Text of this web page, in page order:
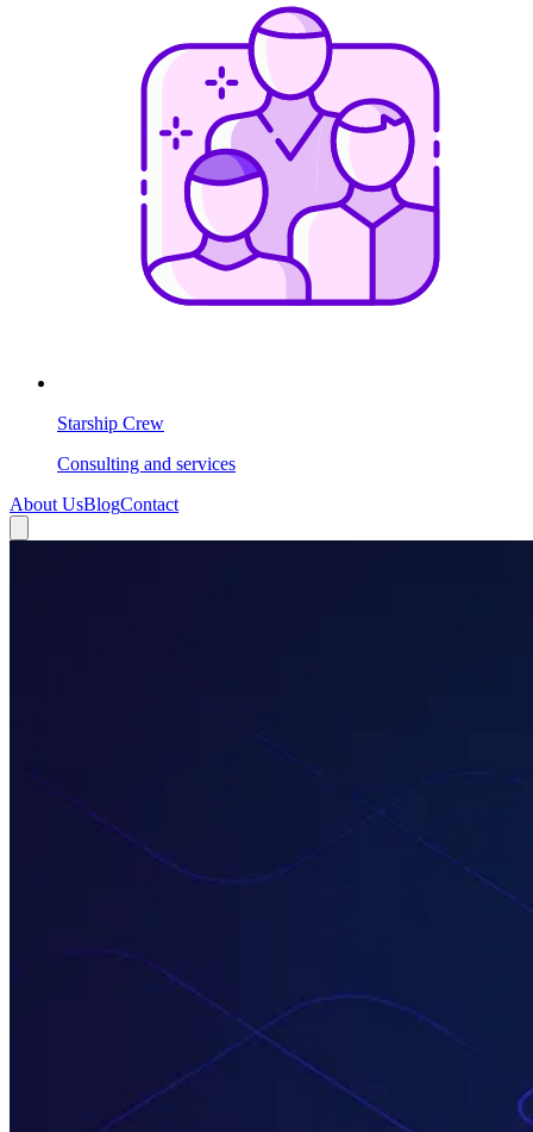
Starship Crew
Consulting and services
About UsBlogContact